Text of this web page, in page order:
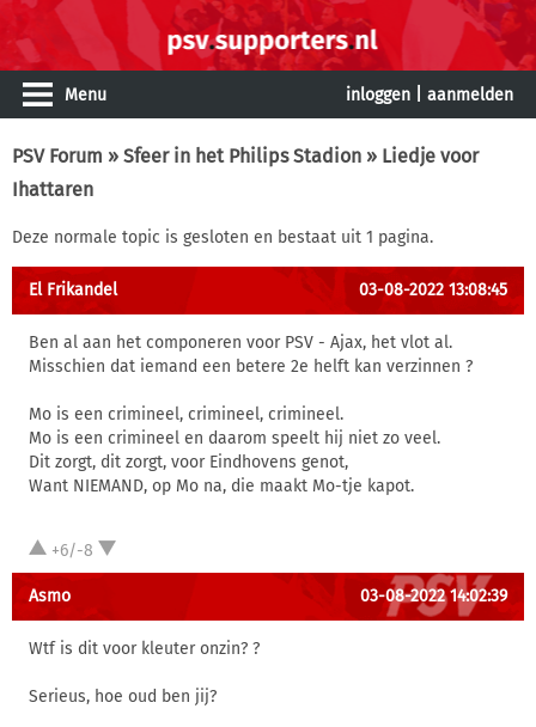
Menu inloggen aanmelden
PSV Forum » Sfeer in het Philips Stadion » Liedje voor
Ihattaren
Deze normale topic is gesloten en bestaat uit 1 pagina.
El Frikandel 03-08-2022 13:08:45
Ben al aan het componeren voor PSV - Ajax, het vlot al.
Misschien dat iemand een betere 2e helft kan verzinnen ?
Mo is een crimineel, crimineel, crimineel.
Mo is een crimineel en daarom speelt hij niet zo veel.
Dit zorgt, dit zorgt, voor Eindhovens genot,
Want NIEMAND, op Mo na, die maakt Mo-tje kapot.
+6/-8
Asmo 03-08-2022 14:02:39
Wtf is dit voor kleuter onzin? ?
Serieus, hoe oud ben jij?